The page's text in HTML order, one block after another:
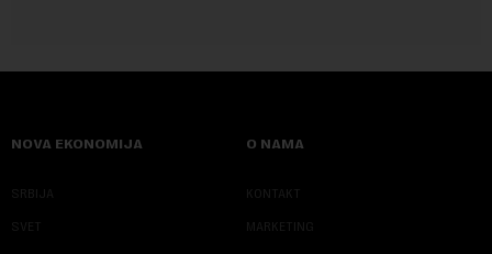
NOVA EKONOMIJA
SRBIJA
SVET
O NAMA
KONTAKT
MARKETING